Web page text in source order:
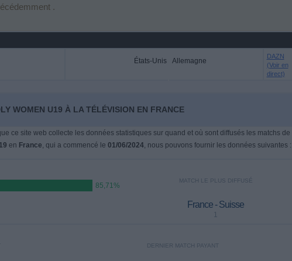
.
États-Unis Allemagne
DAZN
(Voir en
direct)
WOMEN U19 À LA TÉLÉVISION EN FRANCE
ce site web collecte les données statistiques sur quand et où sont diffusés les matchs de
en France, qui a commencé le 01/06/2024, nous pouvons fournir les données suivantes :
85,71%
MATCH LE PLUS DIFFUSÉ
France - Suisse
1
DERNIER MATCH PAYANT